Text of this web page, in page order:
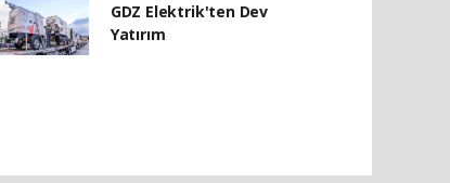
GDZ Elektrik'ten Dev
Yatırım